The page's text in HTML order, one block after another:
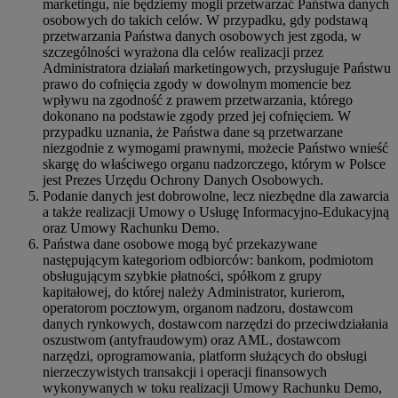
marketingu, nie będziemy mogli przetwarzać Państwa danych
osobowych do takich celów. W przypadku, gdy podstawą
przetwarzania Państwa danych osobowych jest zgoda, w
szczególności wyrażona dla celów realizacji przez
Administratora działań marketingowych, przysługuje Państwu
prawo do cofnięcia zgody w dowolnym momencie bez
wpływu na zgodność z prawem przetwarzania, którego
dokonano na podstawie zgody przed jej cofnięciem. W
przypadku uznania, że Państwa dane są przetwarzane
niezgodnie z wymogami prawnymi, możecie Państwo wnieść
skargę do właściwego organu nadzorczego, którym w Polsce
jest Prezes Urzędu Ochrony Danych Osobowych.
Podanie danych jest dobrowolne, lecz niezbędne dla zawarcia
a także realizacji Umowy o Usługę Informacyjno-Edukacyjną
oraz Umowy Rachunku Demo.
Państwa dane osobowe mogą być przekazywane
następującym kategoriom odbiorców: bankom, podmiotom
obsługującym szybkie płatności, spółkom z grupy
kapitałowej, do której należy Administrator, kurierom,
operatorom pocztowym, organom nadzoru, dostawcom
danych rynkowych, dostawcom narzędzi do przeciwdziałania
oszustwom (antyfraudowym) oraz AML, dostawcom
narzędzi, oprogramowania, platform służących do obsługi
nierzeczywistych transakcji i operacji finansowych
wykonywanych w toku realizacji Umowy Rachunku Demo,